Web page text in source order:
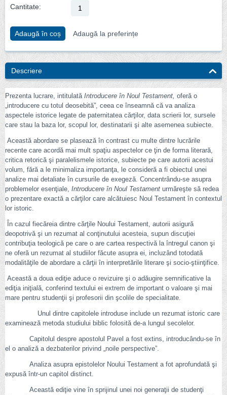
Cantitate:
Adaugă în coș Adaugă la preferințe
Descriere
Prezenta lucrare, intitulată Introducere în Noul Testament, oferă o
„introducere cu totul deosebită”, ceea ce înseamnă că va analiza
aspectele istorice legate de paternitatea cărţilor, data scrierii lor, sursele
care stau la baza lor, scopul lor, destinatarii şi alte asemenea subiecte.
Această abordare se plasează în contrast cu multe dintre lucrările
recente care acordă mai mult spaţiu aspectelor ce ţin de forma literară,
critica retorică şi paralelismele istorice, subiecte pe care autorii acestui
volum, fără a le minimaliza importanţa, le consideră a fi obiectul unei
analize mai detaliate în cursurile de exegeză. Concentrându-se asupra
problemelor esenţiale, Introducere în Noul Testament urmăreşte să redea
o prezentare exactă a cărţilor care alcătuiesc Noul Testament în contextul
lor istoric.
În cazul fiecăreia dintre cărţile Noului Testament, autorii asigură
deopotrivă şi un rezumat al conţinutului acesteia, supun discuţiei
contribuţia teologică pe care o are cartea respectivă la întregul canon şi
ne oferă un rezumat al studiilor făcute asupra ei, incluzând totodată
modalităţile de abordare a cărţii în interpretările literare şi socio-ştiinţifice.
Această a doua ediţie aduce o revizuire şi o adăugire semnificative la
ediţia iniţială, conferind textului ei extrem de important o valoare şi mai
mare pentru studenţii şi profesorii din şcolile de specialitate.
Unul dintre capitolele introduse include un rezumat istoric care
examinează metoda studiului biblic folosită de-a lungul secolelor.
Capitolul despre apostolul Pavel a fost extins, introducându-se în
el o analiză a dezbaterilor privind „noile perspective”.
Analiza asupra epistolelor Noului Testament a fot aprofundată şi
expusă într-un capitol distinct.
Această ediţie vine în sprijinul unei noi generaţii de studenţi